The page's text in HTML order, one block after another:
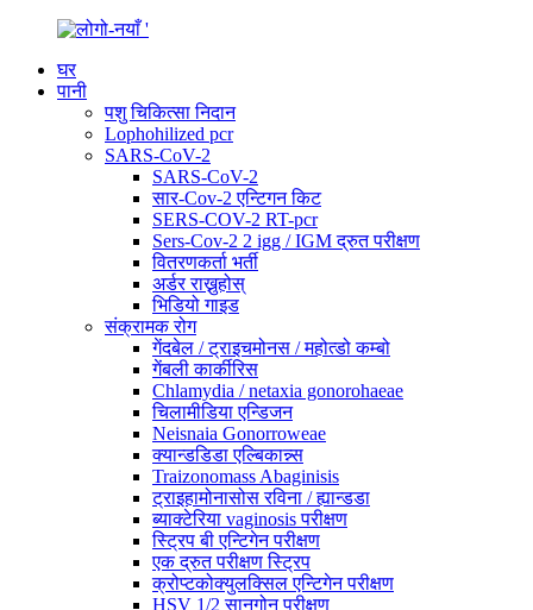
घर
पानी
पशु चिकित्सा निदान
Lophohilized pcr
SARS-CoV-2
SARS-CoV-2
सार-Cov-2 एन्टिगन किट
SERS-COV-2 RT-pcr
Sers-Cov-2 2 igg / IGM द्रुत परीक्षण
वितरणकर्ता भर्ती
अर्डर राख्नुहोस्
भिडियो गाइड
संक्रामक रोग
गेंदबेल / ट्राइचमोनस / महोत्डो कम्बो
गेंबली कार्कीरिस
Chlamydia / netaxia gonorohaeae
चिलामीडिया एन्डिजन
Neisnaia Gonorroweae
क्यान्डडिडा एल्बिकान्न्स
Traizonomass Abaginisis
ट्राइहामोनासोस रविना / ह्यान्डडा
ब्याक्टेरिया vaginosis परीक्षण
स्ट्रिप बी एन्टिगेन परीक्षण
एक द्रुत परीक्षण स्ट्रिप
क्रोप्टकोक्युलक्सिल एन्टिगेन परीक्षण
HSV 1/2 सानगोन परीक्षण